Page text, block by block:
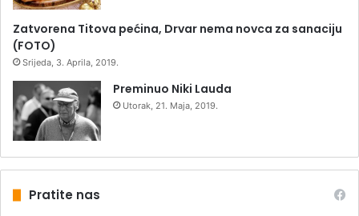
Zatvorena Titova pećina, Drvar nema novca za sanaciju
(FOTO)
Srijeda, 3. Aprila, 2019.
Preminuo Niki Lauda
Utorak, 21. Maja, 2019.
Pratite nas